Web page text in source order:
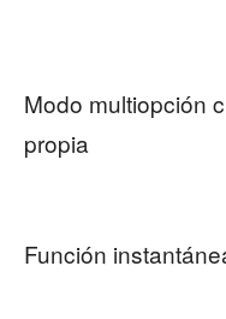
Modo multiopción
propia
Función